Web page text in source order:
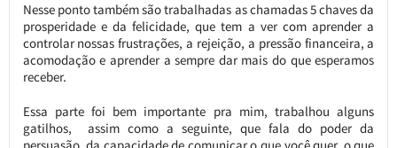
Nesse ponto também são trabalhadas as chamadas 5 chaves da
prosperidade e da felicidade, que tem a ver com aprender a
controlar nossas frustrações, a rejeição, a pressão financeira, a
acomodação e aprender a sempre dar mais do que esperamos
receber.
Essa parte foi bem importante pra mim, trabalhou alguns
gatilhos, assim como a seguinte, que fala do poder da